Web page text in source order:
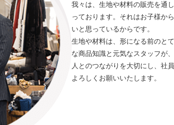
我々は、生地や材料の販売を通
っております。それはお子様か
いと思っているからです。
生地や材料は、形になる前のと
な商品知識と元気なスタッフが
人とのつながりを大切にし、社
よろしくお願いいたします。